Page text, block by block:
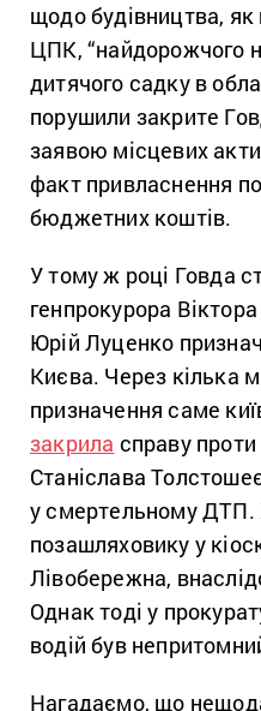
щодо будівництва,
ЦПК, “найдорожчого
дитячого садку в
порушили закрите
заявою місцевих
факт привласнення
бюджетних коштів.
У тому ж році Говда
генпрокурора
Юрій Луценко
Києва. Через кілька
призначення саме
закрила справу
Станіслава
у смертельному ДТП.
позашляховику у
Лівобережна,
Однак тоді у
водій був
Нагадаємо, що